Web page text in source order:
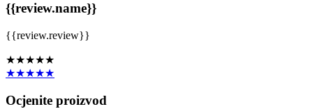
{{review.name}}
{{review.review}}
★★★★★
★★★★★
Ocjenite proizvod